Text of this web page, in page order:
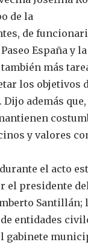
de la
de
España y
más
los objetivos
además
y valores
el acto
el presidente
Santillán;
entidades
gabinete